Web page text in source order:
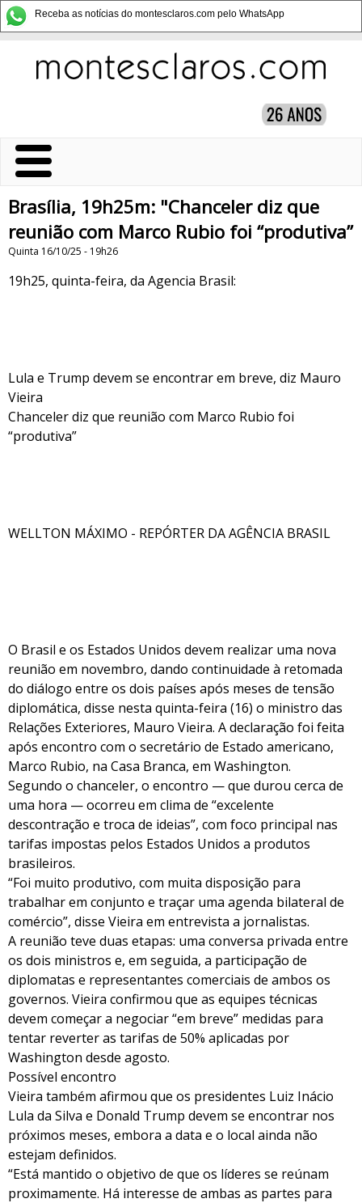
Receba as notícias do montesclaros.com pelo WhatsApp
Brasília, 19h25m: "Chanceler diz que
reunião com Marco Rubio foi “produtiva”
Quinta 16/10/25 - 19h26
19h25, quinta-feira, da Agencia Brasil:
Lula e Trump devem se encontrar em breve, diz Mauro
Vieira
Chanceler diz que reunião com Marco Rubio foi
“produtiva”
WELLTON MÁXIMO - REPÓRTER DA AGÊNCIA BRASIL
O Brasil e os Estados Unidos devem realizar uma nova
reunião em novembro, dando continuidade à retomada
do diálogo entre os dois países após meses de tensão
diplomática, disse nesta quinta-feira (16) o ministro das
Relações Exteriores, Mauro Vieira. A declaração foi feita
após encontro com o secretário de Estado americano,
Marco Rubio, na Casa Branca, em Washington.
Segundo o chanceler, o encontro — que durou cerca de
uma hora — ocorreu em clima de “excelente
descontração e troca de ideias”, com foco principal nas
tarifas impostas pelos Estados Unidos a produtos
brasileiros.
“Foi muito produtivo, com muita disposição para
trabalhar em conjunto e traçar uma agenda bilateral de
comércio”, disse Vieira em entrevista a jornalistas.
A reunião teve duas etapas: uma conversa privada entre
os dois ministros e, em seguida, a participação de
diplomatas e representantes comerciais de ambos os
governos. Vieira confirmou que as equipes técnicas
devem começar a negociar “em breve” medidas para
tentar reverter as tarifas de 50% aplicadas por
Washington desde agosto.
Possível encontro
Vieira também afirmou que os presidentes Luiz Inácio
Lula da Silva e Donald Trump devem se encontrar nos
próximos meses, embora a data e o local ainda não
estejam definidos.
“Está mantido o objetivo de que os líderes se reúnam
proximamente. Há interesse de ambas as partes para